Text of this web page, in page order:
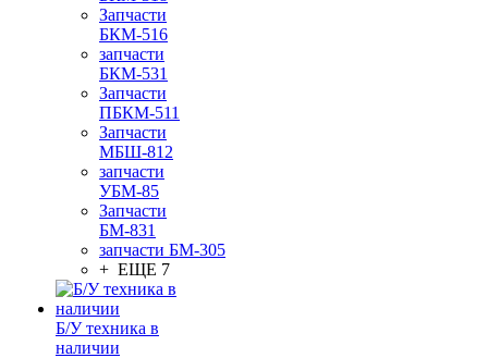
Запчасти
БКМ-516
запчасти
БКМ-531
Запчасти
ПБКМ-511
Запчасти
МБШ-812
запчасти
УБМ-85
Запчасти
БМ-831
запчасти БМ-305
+ ЕЩЕ 7
Б/У техника в
наличии